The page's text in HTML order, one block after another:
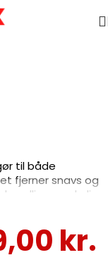
til både
fjerner snavs og
med olie
per liter og en
Fås i 1 liter og
til dit projekt og
kr.